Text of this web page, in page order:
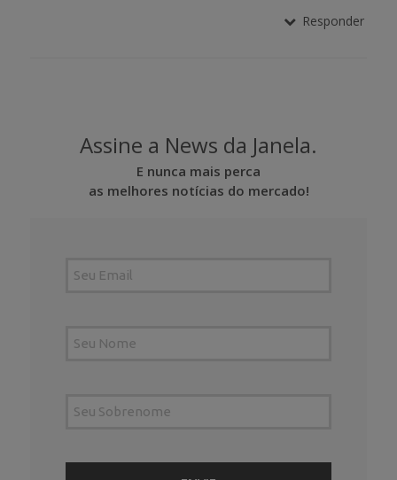
Responder
Assine a News da Janela.
E nunca mais perca
as melhores notícias do mercado!